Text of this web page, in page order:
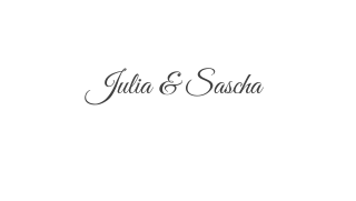
Julia & Sascha